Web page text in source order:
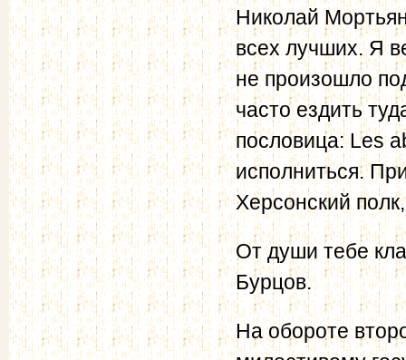
Николай
всех лучших. Я
не произошло
часто ездить
пословица: Les
исполниться.
Херсонский
От души тебе
Бурцов.
На обороте